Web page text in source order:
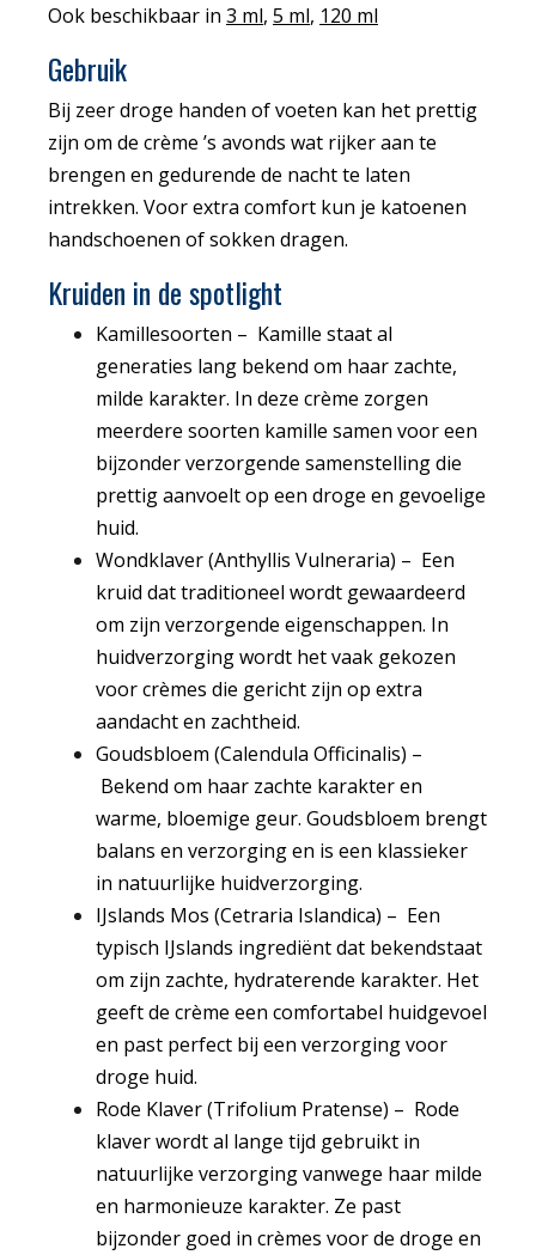
Ook beschikbaar in 3 ml, 5 ml, 120 ml
Gebruik
Bij zeer droge handen of voeten kan het prettig
zijn om de crème ’s avonds wat rijker aan te
brengen en gedurende de nacht te laten
intrekken. Voor extra comfort kun je katoenen
handschoenen of sokken dragen.
Kruiden in de spotlight
Kamillesoorten – Kamille staat al
generaties lang bekend om haar zachte,
milde karakter. In deze crème zorgen
meerdere soorten kamille samen voor een
bijzonder verzorgende samenstelling die
prettig aanvoelt op een droge en gevoelige
huid.
Wondklaver (Anthyllis Vulneraria) – Een
kruid dat traditioneel wordt gewaardeerd
om zijn verzorgende eigenschappen. In
huidverzorging wordt het vaak gekozen
voor crèmes die gericht zijn op extra
aandacht en zachtheid.
Goudsbloem (Calendula Officinalis) –
Bekend om haar zachte karakter en
warme, bloemige geur. Goudsbloem brengt
balans en verzorging en is een klassieker
in natuurlijke huidverzorging.
IJslands Mos (Cetraria Islandica) – Een
typisch IJslands ingrediënt dat bekendstaat
om zijn zachte, hydraterende karakter. Het
geeft de crème een comfortabel huidgevoel
en past perfect bij een verzorging voor
droge huid.
Rode Klaver (Trifolium Pratense) – Rode
klaver wordt al lange tijd gebruikt in
natuurlijke verzorging vanwege haar milde
en harmonieuze karakter. Ze past
bijzonder goed in crèmes voor de droge en